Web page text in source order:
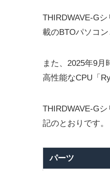
THIRDWAVE-G
載のBTOパソコン
また、2025年9月
高性能なCPU「
THIRDWAVE-G
記のとおりです。
パーツ